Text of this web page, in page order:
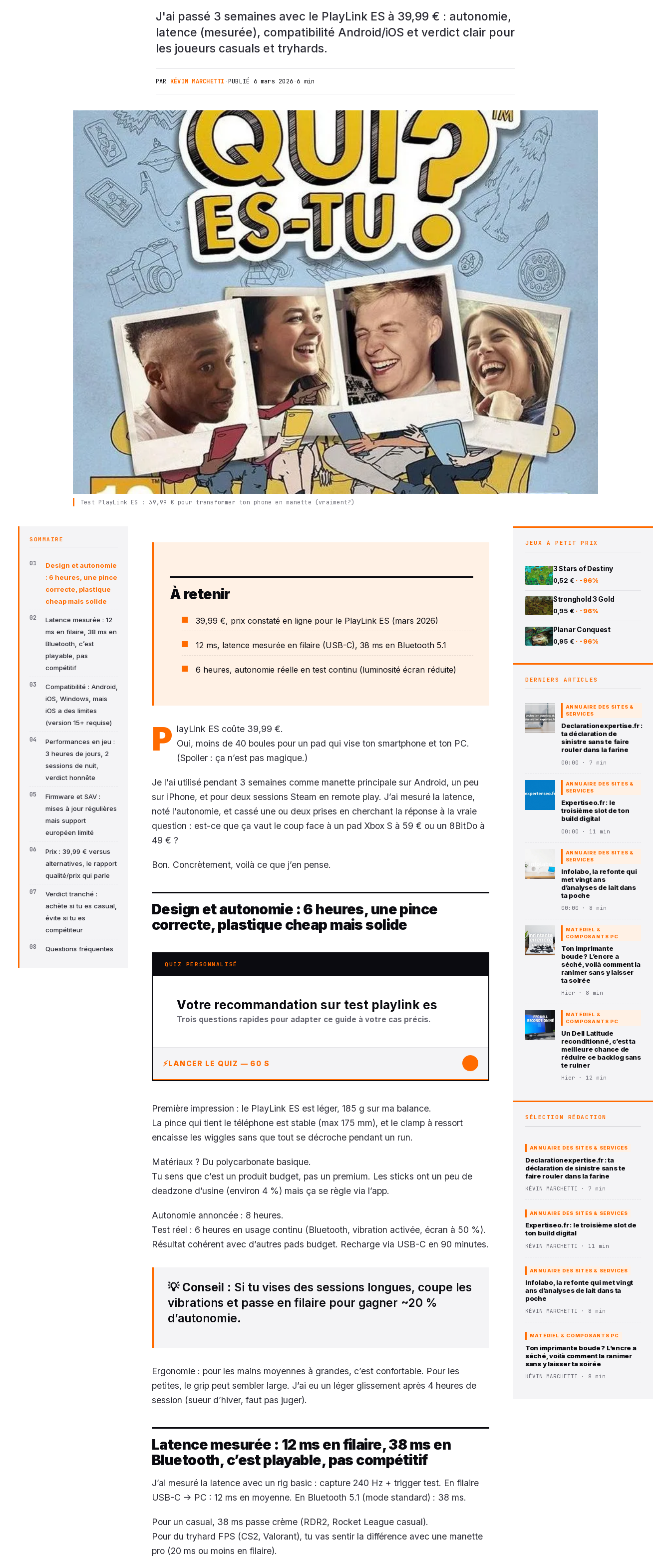
J'ai passé 3 semaines avec le PlayLink ES à 39,99 € : autonomie,
latence (mesurée), compatibilité Android/iOS et verdict clair pour
les joueurs casuals et tryhards.
PAR KÉVIN MARCHETTI ·PUBLIÉ 6 mars 2026·6 min
Test PlayLink ES : 39,99 € pour transformer ton phone en manette (vraiment?)
SOMMAIRE
Design et autonomie
: 6 heures, une pince
correcte, plastique
cheap mais solide
Latence mesurée : 12
ms en filaire, 38 ms en
Bluetooth, c’est
playable, pas
compétitif
Compatibilité : Android,
iOS, Windows, mais
iOS a des limites
(version 15+ requise)
Performances en jeu :
3 heures de jours, 2
sessions de nuit,
verdict honnête
Firmware et SAV :
mises à jour régulières
mais support
européen limité
Prix : 39,99 € versus
alternatives, le rapport
qualité/prix qui parle
Verdict tranché :
achète si tu es casual,
évite si tu es
compétiteur
Questions fréquentes
À retenir
39,99 €, prix constaté en ligne pour le PlayLink ES (mars 2026)
12 ms, latence mesurée en filaire (USB-C), 38 ms en Bluetooth 5.1
6 heures, autonomie réelle en test continu (luminosité écran réduite)
P layLink ES coûte 39,99 €.
Oui, moins de 40 boules pour un pad qui vise ton smartphone et ton PC.
(Spoiler : ça n’est pas magique.)
Je l’ai utilisé pendant 3 semaines comme manette principale sur Android, un peu
sur iPhone, et pour deux sessions Steam en remote play. J’ai mesuré la latence,
noté l’autonomie, et cassé une ou deux prises en cherchant la réponse à la vraie
question : est-ce que ça vaut le coup face à un pad Xbox S à 59 € ou un 8BitDo à
49 € ?
Bon. Concrètement, voilà ce que j’en pense.
Design et autonomie : 6 heures, une pince
correcte, plastique cheap mais solide
QUIZ PERSONNALISÉ
Votre recommandation sur test playlink es
Trois questions rapides pour adapter ce guide à votre cas précis.
LANCER LE QUIZ — 60 S
Première impression : le PlayLink ES est léger, 185 g sur ma balance.
La pince qui tient le téléphone est stable (max 175 mm), et le clamp à ressort
encaisse les wiggles sans que tout se décroche pendant un run.
Matériaux ? Du polycarbonate basique.
Tu sens que c’est un produit budget, pas un premium. Les sticks ont un peu de
deadzone d’usine (environ 4 %) mais ça se règle via l’app.
Autonomie annoncée : 8 heures.
Test réel : 6 heures en usage continu (Bluetooth, vibration activée, écran à 50 %).
Résultat cohérent avec d’autres pads budget. Recharge via USB-C en 90 minutes.
💡 Conseil : Si tu vises des sessions longues, coupe les
vibrations et passe en filaire pour gagner ~20 %
d’autonomie.
Ergonomie : pour les mains moyennes à grandes, c’est confortable. Pour les
petites, le grip peut sembler large. J’ai eu un léger glissement après 4 heures de
session (sueur d’hiver, faut pas juger).
Latence mesurée : 12 ms en filaire, 38 ms en
Bluetooth, c’est playable, pas compétitif
J’ai mesuré la latence avec un rig basic : capture 240 Hz + trigger test. En filaire
USB-C -> PC : 12 ms en moyenne. En Bluetooth 5.1 (mode standard) : 38 ms.
Pour un casual, 38 ms passe crème (RDR2, Rocket League casual).
Pour du tryhard FPS (CS2, Valorant), tu vas sentir la différence avec une manette
pro (20 ms ou moins en filaire).
JEUX À PETIT PRIX
3 Stars of Destiny
0,52 € · -96%
Stronghold 3 Gold
0,95 € · -96%
Planar Conquest
0,95 € · -96%
DERNIERS ARTICLES
ANNUAIRE DES SITES &
SERVICES
Declarationexpertise.fr :
ta déclaration de
sinistre sans te faire
rouler dans la farine
00:00 · 7 min
ANNUAIRE DES SITES &
SERVICES
Expertiseo.fr : le
troisième slot de ton
build digital
00:00 · 11 min
ANNUAIRE DES SITES &
SERVICES
Infolabo, la refonte qui
met vingt ans
d’analyses de lait dans
ta poche
00:00 · 8 min
MATÉRIEL &
COMPOSANTS PC
Ton imprimante
boude ? L’encre a
séché, voilà comment la
ranimer sans y laisser
ta soirée
Hier · 8 min
MATÉRIEL &
COMPOSANTS PC
Un Dell Latitude
reconditionné, c’est ta
meilleure chance de
réduire ce backlog sans
te ruiner
Hier · 12 min
SÉLECTION RÉDACTION
ANNUAIRE DES SITES & SERVICES
Declarationexpertise.fr : ta
déclaration de sinistre sans te
faire rouler dans la farine
KÉVIN MARCHETTI · 7 min
ANNUAIRE DES SITES & SERVICES
Expertiseo.fr : le troisième slot de
ton build digital
KÉVIN MARCHETTI · 11 min
ANNUAIRE DES SITES & SERVICES
Infolabo, la refonte qui met vingt
ans d’analyses de lait dans ta
poche
KÉVIN MARCHETTI · 8 min
MATÉRIEL & COMPOSANTS PC
Ton imprimante boude ? L’encre a
séché, voilà comment la ranimer
sans y laisser ta soirée
KÉVIN MARCHETTI · 8 min